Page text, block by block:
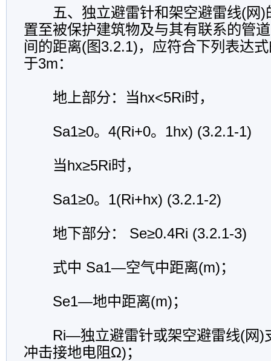
五、独立避雷针和架空避雷线(网)
置至被保护建筑物及与其有联系的管
间的距离(图3.2.1)，应符合下列表达
于3m：
地上部分：当hx<5Ri时，
Sa1≥0。4(Ri+0。1hx) (3.2.1-1)
当hx≥5Ri时，
Sa1≥0。1(Ri+hx) (3.2.1-2)
地下部分： Se≥0.4Ri (3.2.1-3)
式中 Sa1—空气中距离(m)；
Se1—地中距离(m)；
Ri—独立避雷针或架空避雷线(网)
冲击接地电阻Ω)；